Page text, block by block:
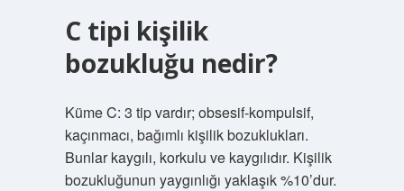
C tipi kişilik
bozukluğu nedir?
Küme C: 3 tip vardır; obsesif-kompulsif,
kaçınmacı, bağımlı kişilik bozuklukları.
Bunlar kaygılı, korkulu ve kaygılıdır. Kişilik
bozukluğunun yaygınlığı yaklaşık %10’dur.